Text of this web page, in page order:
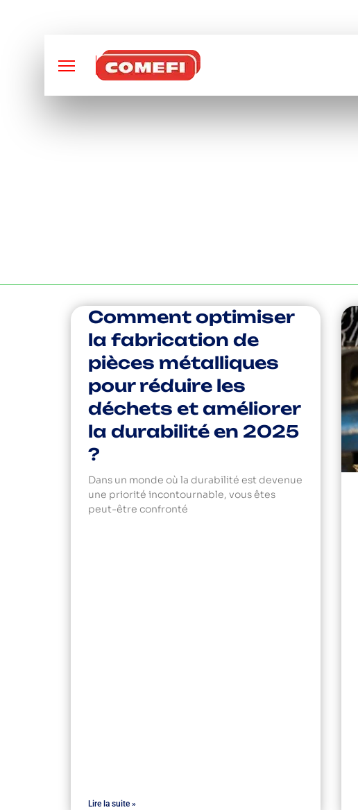
Comment optimiser
la fabrication de
pièces métalliques
pour réduire les
déchets et améliorer
la durabilité en 2025
?
Dans un monde où la durabilité est devenue
une priorité incontournable, vous êtes
peut-être confronté
Lire la suite »